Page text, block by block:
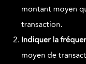
montant moyen
transaction.
Indiquer la
moyen de